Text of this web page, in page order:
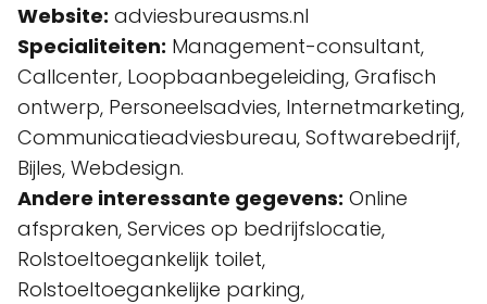
Website: adviesbureausms.nl
Specialiteiten: Management-consultant,
Callcenter, Loopbaanbegeleiding, Grafisch
ontwerp, Personeelsadvies, Internetmarketing,
Communicatieadviesbureau, Softwarebedrijf,
Bijles, Webdesign.
Andere interessante gegevens: Online
afspraken, Services op bedrijfslocatie,
Rolstoeltoegankelijk toilet,
Rolstoeltoegankelijke parking,